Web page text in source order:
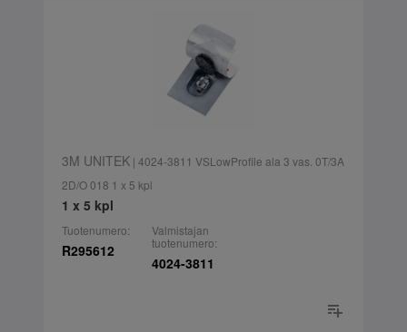
3M UNITEK| 4024-3811 VSLowProfile ala 3 vas. 0T/3A
2D/O 018 1 x 5 kpl
1 x 5 kpl
Tuotenumero:
R295612
Valmistajan
tuotenumero:
4024-3811